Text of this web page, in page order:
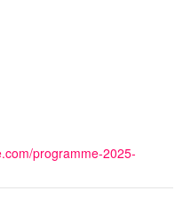
programme-2025-